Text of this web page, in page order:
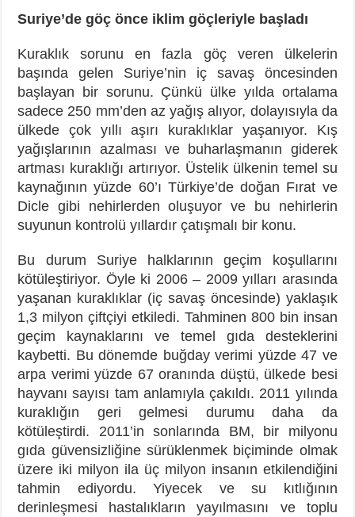
Suriye’de göç önce iklim göçleriyle başladı
Kuraklık sorunu en fazla göç veren ülkelerin
başında gelen Suriye’nin iç savaş öncesinden
başlayan bir sorunu. Çünkü ülke yılda ortalama
sadece 250 mm’den az yağış alıyor, dolayısıyla da
ülkede çok yıllı aşırı kuraklıklar yaşanıyor. Kış
yağışlarının azalması ve buharlaşmanın giderek
artması kuraklığı artırıyor. Üstelik ülkenin temel su
kaynağının yüzde 60’ı Türkiye’de doğan Fırat ve
Dicle gibi nehirlerden oluşuyor ve bu nehirlerin
suyunun kontrolü yıllardır çatışmalı bir konu.
Bu durum Suriye halklarının geçim koşullarını
kötüleştiriyor. Öyle ki 2006 – 2009 yılları arasında
yaşanan kuraklıklar (iç savaş öncesinde) yaklaşık
1,3 milyon çiftçiyi etkiledi. Tahminen 800 bin insan
geçim kaynaklarını ve temel gıda desteklerini
kaybetti. Bu dönemde buğday verimi yüzde 47 ve
arpa verimi yüzde 67 oranında düştü, ülkede besi
hayvanı sayısı tam anlamıyla çakıldı. 2011 yılında
kuraklığın geri gelmesi durumu daha da
kötüleştirdi. 2011’in sonlarında BM, bir milyonu
gıda güvensizliğine sürüklenmek biçiminde olmak
üzere iki milyon ila üç milyon insanın etkilendiğini
tahmin ediyordu. Yiyecek ve su kıtlığının
derinleşmesi hastalıkların yayılmasını ve toplu